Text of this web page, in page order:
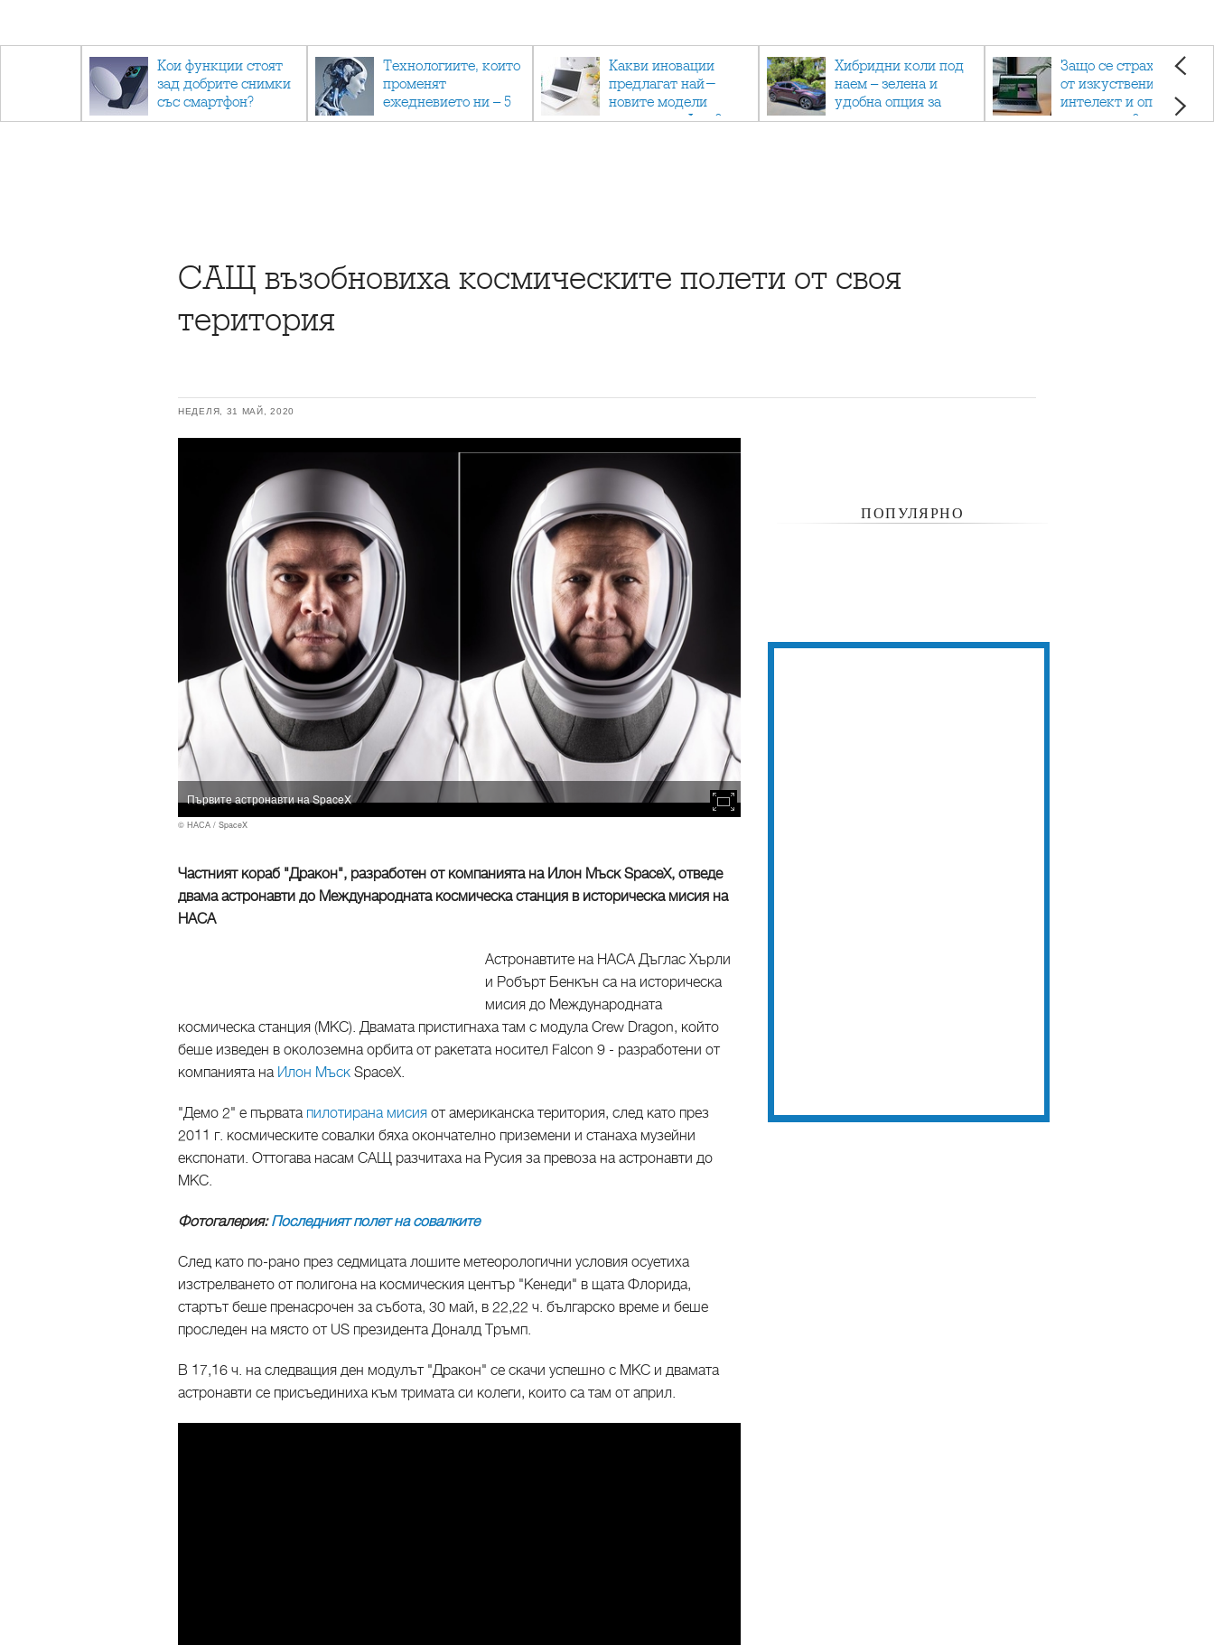
Кои функции стоят
зад добрите снимки
със смартфон?
Технологиите, които
променят
ежедневието ни – 5
иновации, които вече
Какви иновации
предлагат най-
новите модели
лаптопи на Acer?
Хибридни коли под
наем – зелена и
удобна опция за
пътуване
Защо се страхуваме
от изкуствения
интелект и опасен ли
е наистина?
САЩ възобновиха космическите полети от своя
територия
НЕДЕЛЯ, 31 МАЙ, 2020
Първите астронавти на SpaceX
© НАСА / SpaceX
Частният кораб "Дракон", разработен от компанията на Илон Мъск SpaceX, отведе
двама астронавти до Международната космическа станция в историческа мисия на
НАСА
Астронавтите на НАСА Дъглас Хърли
и Робърт Бенкън са на историческа
мисия до Международната
космическа станция (МКС). Двамата пристигнаха там с модула Crew Dragon, който
беше изведен в околоземна орбита от ракетата носител Falcon 9 - разработени от
компанията на Илон Мъск SpaceX.
"Демо 2" е първата пилотирана мисия от американска територия, след като през
2011 г. космическите совалки бяха окончателно приземени и станаха музейни
експонати. Оттогава насам САЩ разчитаха на Русия за превоза на астронавти до
МКС.
Фотогалерия:Последният полет на совалките
След като по-рано през седмицата лошите метеорологични условия осуетиха
изстрелването от полигона на космическия център "Кенеди" в щата Флорида,
стартът беше пренасрочен за събота, 30 май, в 22,22 ч. българско време и беше
проследен на място от US президента Доналд Тръмп.
В 17,16 ч. на следващия ден модулът "Дракон" се скачи успешно с МКС и двамата
астронавти се присъединиха към тримата си колеги, които са там от април.
ПОПУЛЯРНО